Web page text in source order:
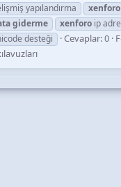
yapılandırma xenforo
giderme xenforo ip
desteği Cevaplar: 0